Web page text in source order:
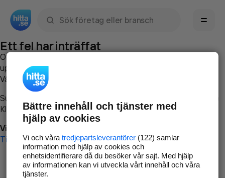
Ett fel har inträffat
Om du vill kan du
uppstod så att vi lättare och snabbare kan avhjälpa det.
Vänligen försök med följande:
Surfa till
Klicka påTillbaka-knappen i webbläsaren och försök igen
Vi beklagar besväret!
Till startsidan
Bättre innehåll och tjänster med
hjälp av cookies
Vi och våra tredjepartsleverantörer(122) samlar
information med hjälp av cookies och
enhetsidentifierare då du besöker vår sajt. Med hjälp
av informationen kan vi utveckla vårt innehåll och våra
tjänster.